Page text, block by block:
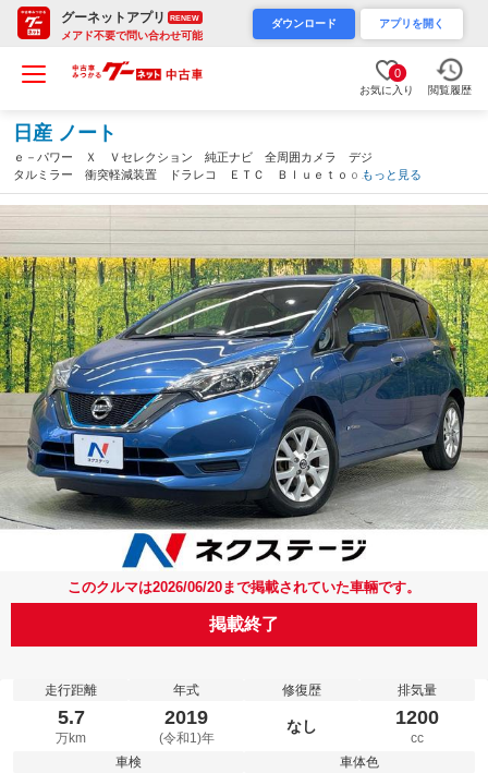
グーネットアプリ RENEW
メアド不要で問い合わせ可能
ダウンロード アプリを開く
0
お気に入り 閲覧履歴
日産 ノート
ｅ－パワー Ｘ Ｖセレクション 純正ナビ 全周囲カメラ デジ
タルミラー 衝突軽減装置 ドラレコ ＥＴＣ Ｂｌｕｅｔｏｏｔ
ｈ ＬＥＤヘッド オートエアコン スマートキー プッシュスタ
ート シートリフター １５インチアルミ（愛知県）
もっと見る
このクルマは2026/06/20まで掲載されていた車輛です。
掲載終了
走行距離
5.7
万km
年式
2019
(令和1)年
修復歴
なし
排気量
1200
cc
車検
車体色